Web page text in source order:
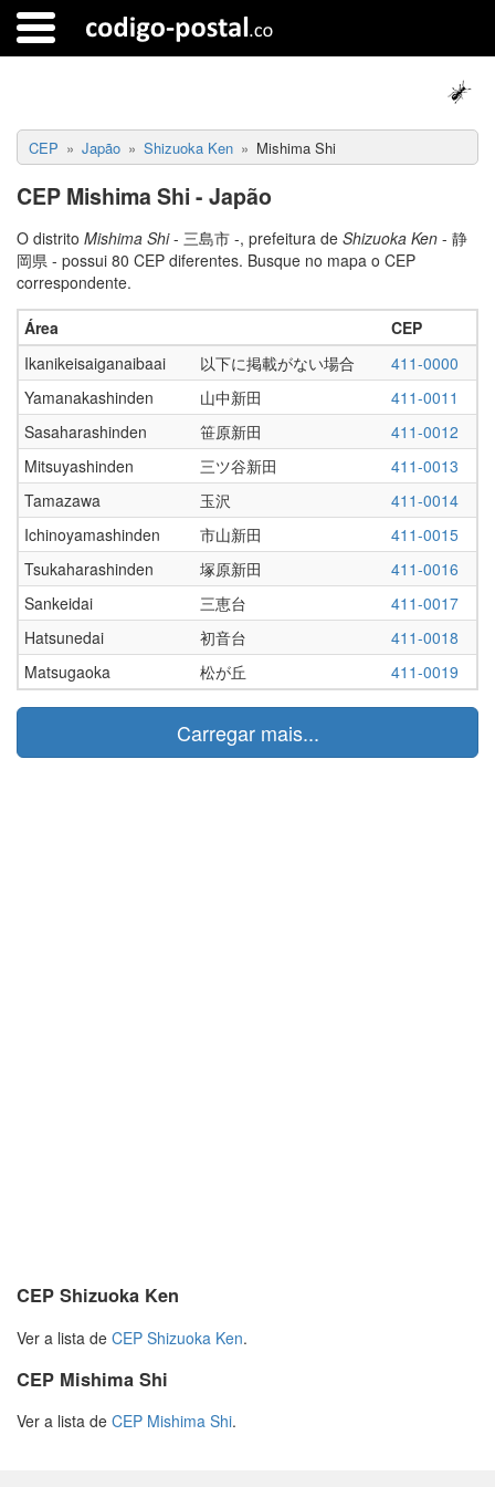
CEP Japão Shizuoka Ken Mishima Shi
CEP Mishima Shi - Japão
O distrito Mishima Shi- 三島市 -, prefeitura de Shizuoka Ken - 静
岡県 - possui 80 CEP diferentes. Busque no mapa o CEP
correspondente.
Área
CEP
Ikanikeisaiganaibaai
以下に掲載がない場合
411-0000
Yamanakashinden
山中新田
411-0011
Sasaharashinden
笹原新田
411-0012
Mitsuyashinden
三ツ谷新田
411-0013
Tamazawa
玉沢
411-0014
Ichinoyamashinden
市山新田
411-0015
Tsukaharashinden
塚原新田
411-0016
Sankeidai
三恵台
411-0017
Hatsunedai
初音台
411-0018
Matsugaoka
松が丘 411-0019
Carregar mais...
CEP Shizuoka Ken
Ver a lista de CEP Shizuoka Ken.
CEP Mishima Shi
Ver a lista de CEP Mishima Shi.